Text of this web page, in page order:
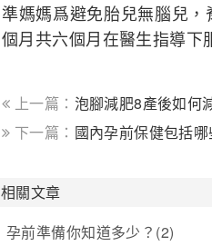
準媽媽爲避免胎兒無腦兒
個月共六個月在醫生指導下
上一篇： 泡腳減肥8產後如何
下一篇： 國內孕前保健包括哪
相關文章
孕前準備你知道多少？(2)